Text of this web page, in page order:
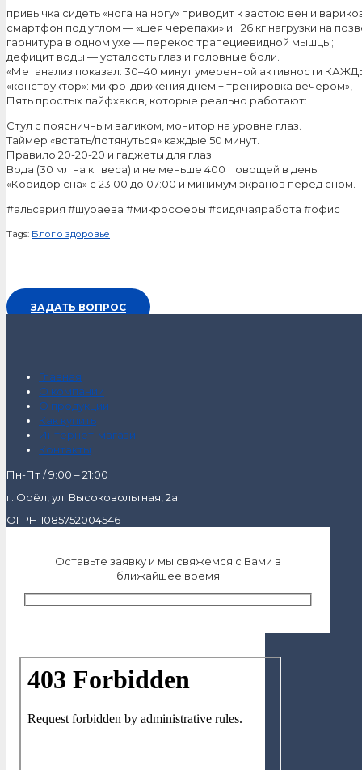
привычка сидеть «нога на ногу» приводит к застою вен и
смартфон под углом — «шея черепахи» и +26 кг нагрузки на
гарнитура в одном ухе — перекос трапециевидной мышцы;
дефицит воды — усталость глаз и головные боли.
«Метанализ показал: 30–40 минут умеренной активности
«конструктор»: микро-движения днём + тренировка вечером»,
Пять простых лайфхаков, которые реально работают:
Стул с поясничным валиком, монитор на уровне глаз.
Таймер «встать/потянуться» каждые 50 минут.
Правило 20-20-20 и гаджеты для глаз.
Вода (30 мл на кг веса) и не меньше 400 г овощей в день.
«Коридор сна» с 23:00 до 07:00 и минимум экранов перед сном.
#альсария #шураева #микросферы #сидячаяработа #офис
Tags: Блог о здоровье
ЗАДАТЬ ВОПРОС
Главная
О компании
О продукции
Как купить
Интернет-магазин
Контакты
Пн-Пт / 9:00 – 21:00
г. Орёл, ул. Высоковольтная, 2а
ОГРН 1085752004546
Оставьте заявку и мы свяжемся с Вами в
ближайшее время